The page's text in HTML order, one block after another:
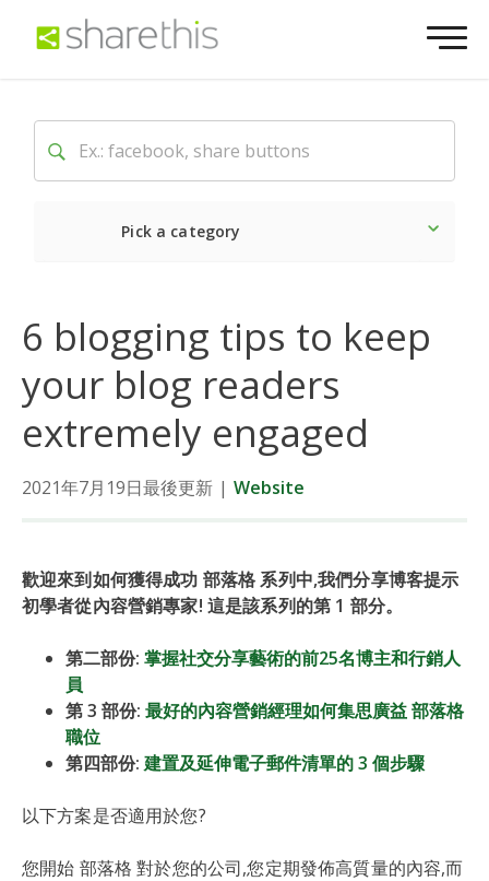
Pick a category
6 blogging tips to keep
your blog readers
extremely engaged
2021年7月19日最後更新 | Website
歡迎來到如何獲得成功 部落格 系列中,我們分享博客提示
初學者從內容營銷專家! 這是該系列的第 1 部分。
第二部份: 掌握社交分享藝術的前25名博主和行銷人
員
第 3 部份: 最好的內容營銷經理如何集思廣益 部落格
職位
第四部份: 建置及延伸電子郵件清單的 3 個步驟
以下方案是否適用於您?
您開始 部落格 對於您的公司,您定期發佈高質量的內容,而